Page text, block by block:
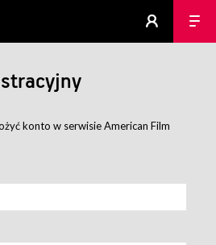
konto w serwisie American Film